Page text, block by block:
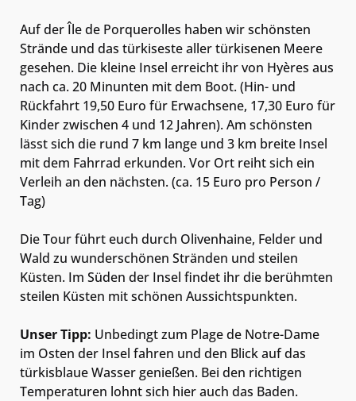
Auf der Île de Porquerolles haben wir schönsten
Strände und das türkiseste aller türkisenen Meere
gesehen. Die kleine Insel erreicht ihr von Hyères aus
nach ca. 20 Minunten mit dem Boot. (Hin- und
Rückfahrt 19,50 Euro für Erwachsene, 17,30 Euro für
Kinder zwischen 4 und 12 Jahren). Am schönsten
lässt sich die rund 7 km lange und 3 km breite Insel
mit dem Fahrrad erkunden. Vor Ort reiht sich ein
Verleih an den nächsten. (ca. 15 Euro pro Person /
Tag)
Die Tour führt euch durch Olivenhaine, Felder und
Wald zu wunderschönen Stränden und steilen
Küsten. Im Süden der Insel findet ihr die berühmten
steilen Küsten mit schönen Aussichtspunkten.
Unser Tipp: Unbedingt zum Plage de Notre-Dame
im Osten der Insel fahren und den Blick auf das
türkisblaue Wasser genießen. Bei den richtigen
Temperaturen lohnt sich hier auch das Baden.